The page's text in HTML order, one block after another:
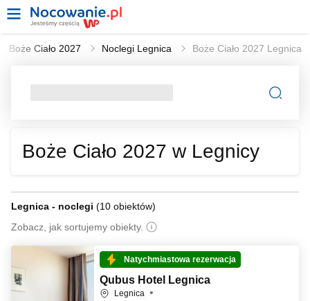
Boże Ciało 2027 Noclegi Legnica Boże Ciało 2027 Legnica
Boże Ciało 2027 w Legnicy
Legnica - noclegi (10 obiektów)
Zobacz, jak sortujemy obiekty.
Natychmiastowa rezerwacja
Qubus Hotel Legnica
Legnica